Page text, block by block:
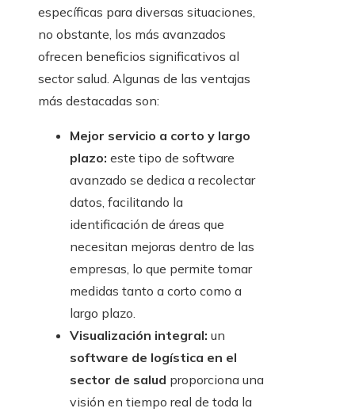
específicas para diversas situaciones,
no obstante, los más avanzados
ofrecen beneficios significativos al
sector salud. Algunas de las ventajas
más destacadas son:
Mejor servicio a corto y largo
plazo: este tipo de software
avanzado se dedica a recolectar
datos, facilitando la
identificación de áreas que
necesitan mejoras dentro de las
empresas, lo que permite tomar
medidas tanto a corto como a
largo plazo.
Visualización integral: un
software de logística en el
sector de salud proporciona una
visión en tiempo real de toda la